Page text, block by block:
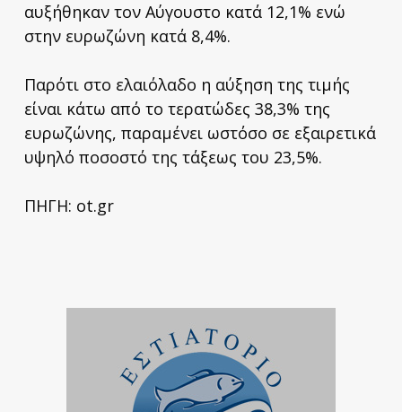
αυξήθηκαν τον Αύγουστο κατά 12,1% ενώ
στην ευρωζώνη κατά 8,4%.
Παρότι στο ελαιόλαδο η αύξηση της τιμής
είναι κάτω από το τερατώδες 38,3% της
ευρωζώνης, παραμένει ωστόσο σε εξαιρετικά
υψηλό ποσοστό της τάξεως του 23,5%.
ΠΗΓΗ: ot.gr